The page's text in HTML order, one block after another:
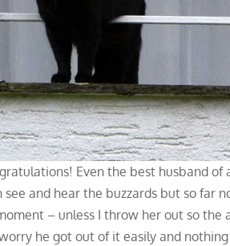
Even the best husband of
and hear the buzzards but so far
– unless I throw her out so the
he got out of it easily and